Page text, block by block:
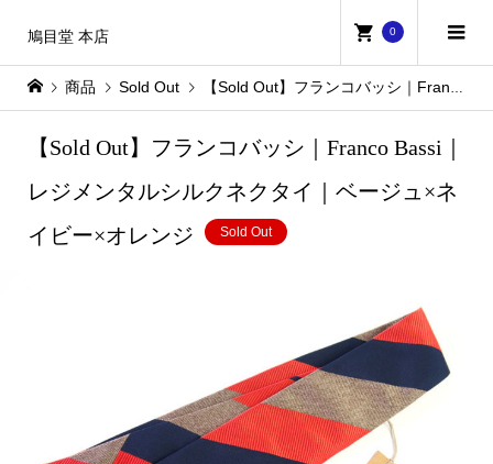
鳩目堂 本店 0
商品 Sold Out 【Sold Out】フランコバッシ｜Franco Bassi｜レジメンタルシルクネクタイ｜ベージュ×ネイビー×オレンジ
【Sold Out】フランコバッシ｜Franco Bassi｜
レジメンタルシルクネクタイ｜ベージュ×ネ
イビー×オレンジ
Sold Out